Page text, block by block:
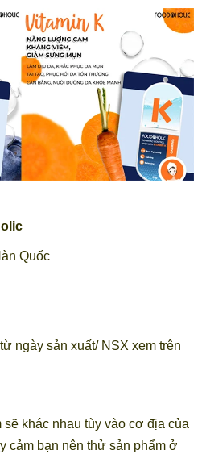
Quốc
ngày sản xuất/ NSX xem trên
khác nhau tùy vào cơ địa của
cảm bạn nên thử sản phẩm ở